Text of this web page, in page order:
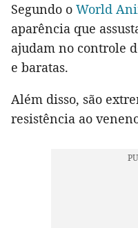
Segundo o World
aparência que
ajudam no controle
e baratas.
Além disso, são
resistência ao